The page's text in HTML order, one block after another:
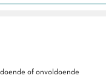
of onvoldoende